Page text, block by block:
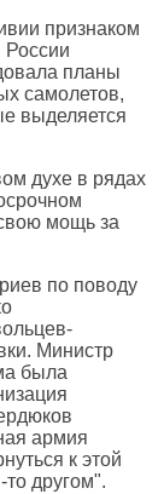
признаком
России
планы
самолетов,
выделяется
духе в рядах
мощь за
по поводу
Министр
была
армия
к этой
другом".